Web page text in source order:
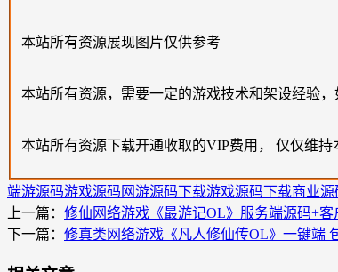
本站所有资源展现图片仅供参考
本站所有资源，需要一定的游戏技术和架设经验
本站所有资源下载开通收取的VIP费用， 仅仅维持
端游源码游戏源码 网游源码下载游戏源码下载商业
上一篇： 修仙网络游戏《最游记OL》服务端源码+
下一篇： 修真类网络游戏《凡人修仙传OL》一键端